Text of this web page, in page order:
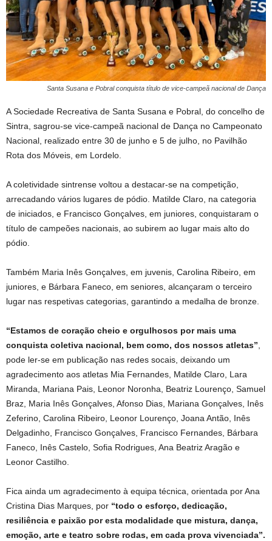
Santa Susana e Pobral conquista título de vice-campeã nacional de Dança
A Sociedade Recreativa de Santa Susana e Pobral, do concelho de
Sintra, sagrou-se vice-campeã nacional de Dança no Campeonato
Nacional, realizado entre 30 de junho e 5 de julho, no Pavilhão
Rota dos Móveis, em Lordelo.
A coletividade sintrense voltou a destacar-se na competição,
arrecadando vários lugares de pódio. Matilde Claro, na categoria
de iniciados, e Francisco Gonçalves, em juniores, conquistaram o
título de campeões nacionais, ao subirem ao lugar mais alto do
pódio.
Também Maria Inês Gonçalves, em juvenis, Carolina Ribeiro, em
juniores, e Bárbara Faneco, em seniores, alcançaram o terceiro
lugar nas respetivas categorias, garantindo a medalha de bronze.
“Estamos de coração cheio e orgulhosos por mais uma
conquista coletiva nacional, bem como, dos nossos atletas”,
pode ler-se em publicação nas redes socais, deixando um
agradecimento aos atletas Mia Fernandes, Matilde Claro, Lara
Miranda, Mariana Pais, Leonor Noronha, Beatriz Lourenço, Samuel
Braz, Maria Inês Gonçalves, Afonso Dias, Mariana Gonçalves, Inês
Zeferino, Carolina Ribeiro, Leonor Lourenço, Joana Antão, Inês
Delgadinho, Francisco Gonçalves, Francisco Fernandes, Bárbara
Faneco, Inês Castelo, Sofia Rodrigues, Ana Beatriz Aragão e
Leonor Castilho.
Fica ainda um agradecimento à equipa técnica, orientada por Ana
Cristina Dias Marques, por “todo o esforço, dedicação,
resiliência e paixão por esta modalidade que mistura, dança,
emoção, arte e teatro sobre rodas, em cada prova vivenciada”.